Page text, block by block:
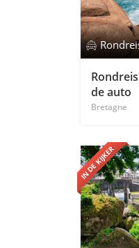
de auto
Bretagne
IN DE KIJKER